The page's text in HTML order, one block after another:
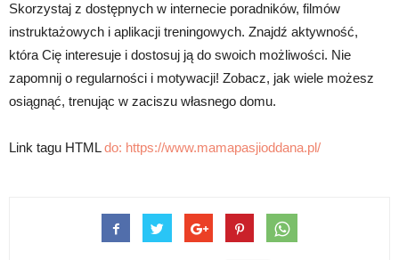
Skorzystaj z dostępnych w internecie poradników, filmów
instruktażowych i aplikacji treningowych. Znajdź aktywność,
która Cię interesuje i dostosuj ją do swoich możliwości. Nie
zapomnij o regularności i motywacji! Zobacz, jak wiele możesz
osiągnąć, trenując w zaciszu własnego domu.
Link tagu HTMLdo: https://www.mamapasjioddana.pl/